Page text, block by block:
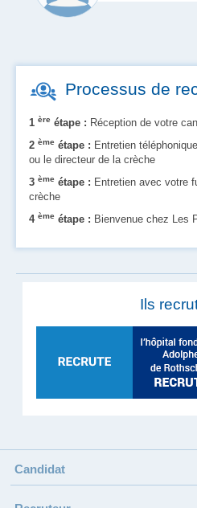
Processus de
1 ère étape : Réception de votre
2 ème étape : Entretien
ou le directeur de la crèche
3 ème étape : Entretien avec votre
crèche
4 ème étape : Bienvenue chez Les
Ils
Candidat